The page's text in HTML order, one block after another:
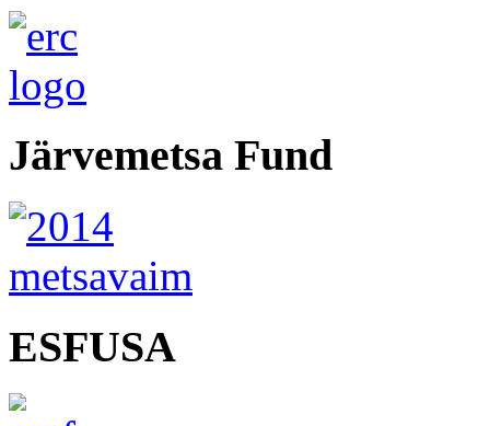
Järvemetsa Fund
ESFUSA